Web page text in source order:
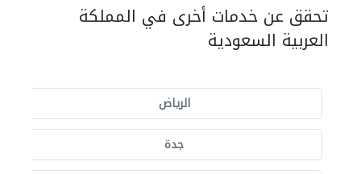
تحقق عن خدمات أخرى في المملكة
العربية السعودية
الرياض
جدة